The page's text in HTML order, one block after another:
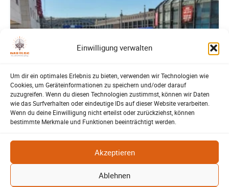
Einwilligung verwalten
Um dir ein optimales Erlebnis zu bieten, verwenden wir Technologien wie
Cookies, um Geräteinformationen zu speichern und/oder darauf
zuzugreifen. Wenn du diesen Technologien zustimmst, können wir Daten
wie das Surfverhalten oder eindeutige IDs auf dieser Website verarbeiten.
Wenn du deine Einwilligung nicht erteilst oder zurückziehst, können
bestimmte Merkmale und Funktionen beeinträchtigt werden.
Akzeptieren
Ablehnen
Zwischen den Zeilen – P.R.-F.
Kunst, Kosten und Uringeruch – Hannovers